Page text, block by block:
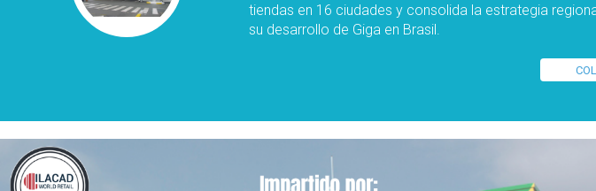
tiendas en 16 ciudades y consolida la estrategia
su desarrollo de Giga en Brasil.